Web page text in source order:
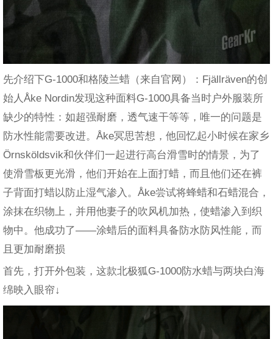
先介绍下G-1000和格陵兰蜡（来自官网）：Fjällräven的创
始人Åke Nordin发现这种面料G-1000具备当时户外服装所
缺少的特性：如超强耐磨，透气速干等等，唯一的问题是
防水性能需要改进。Åke冥思苦想，他回忆起小时候在家乡
Örnsköldsvik和伙伴们一起进行高台滑雪时的情景，为了
使滑雪板更光滑，他们开始在上面打蜡，而且他们还在裤
子背面打蜡以防止湿气渗入。Åke尝试将蜂蜡和石蜡混合，
涂抹在织物上，并用他妻子的吹风机加热，使蜡渗入到织
物中。他成功了——涂蜡后的面料具备防水防风性能，而
且更加耐磨损
首先，打开外包装，这款北极狐G-1000防水蜡与两块白海
绵映入眼帘↓